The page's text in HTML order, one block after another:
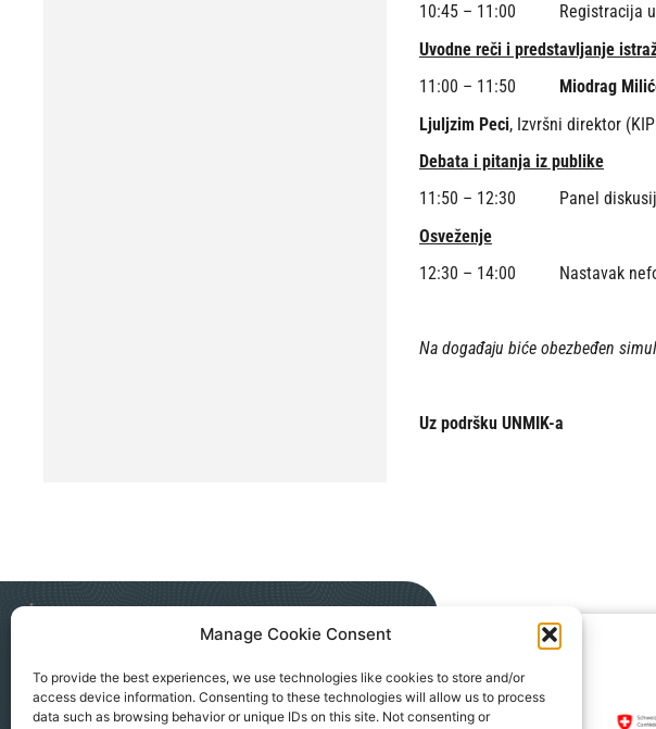
Manage Cookie Consent
To provide the best experiences, we use technologies like cookies to store and/or
access device information. Consenting to these technologies will allow us to process
data such as browsing behavior or unique IDs on this site. Not consenting or
10:45 – 11:00 Registracija
Uvodne reči i predstavljanje
11:00 – 11:50
Miodrag
Ljuljzim Peci, Izvršni direktor
Debata i pitanja iz publike
11:50 – 12:30 Panel
Osveženje
12:30 – 14:00 Nastavak
Na događaju biće obezbeđen
Uz podršku UNMIK-a
NGO AKTIV SEVERNA MITROVICA
Kralja Petra I, 183a, Severna Mitrovica